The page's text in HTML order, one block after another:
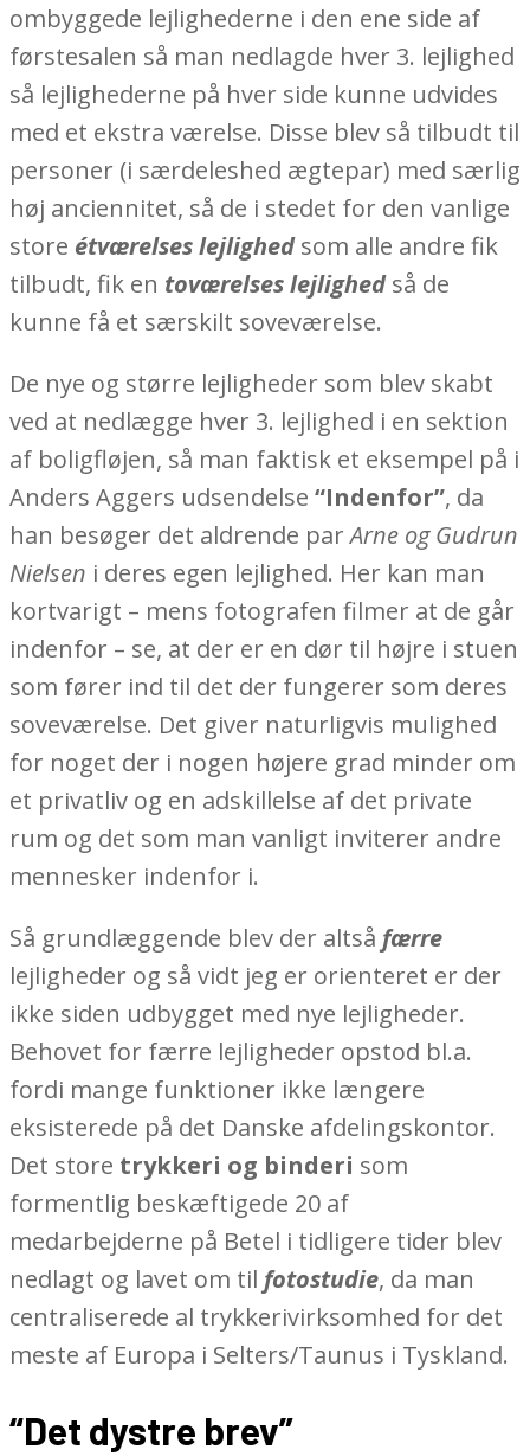
ombyggede lejlighederne i den ene side af
førstesalen så man nedlagde hver 3. lejlighed
så lejlighederne på hver side kunne udvides
med et ekstra værelse. Disse blev så tilbudt til
personer (i særdeleshed ægtepar) med særlig
høj anciennitet, så de i stedet for den vanlige
store étværelses lejlighedsom alle andre fik
tilbudt, fik en toværelses lejlighedså de
kunne få et særskilt soveværelse.
De nye og større lejligheder som blev skabt
ved at nedlægge hver 3. lejlighed i en sektion
af boligfløjen, så man faktisk et eksempel på i
Anders Aggers udsendelse “Indenfor”, da
han besøger det aldrende parArne og Gudrun
Nielsen i deres egen lejlighed. Her kan man
kortvarigt – mens fotografen filmer at de går
indenfor – se, at der er en dør til højre i stuen
som fører ind til det der fungerer som deres
soveværelse. Det giver naturligvis mulighed
for noget der i nogen højere grad minder om
et privatliv og en adskillelse af det private
rum og det som man vanligt inviterer andre
mennesker indenfor i.
Så grundlæggende blev der altså færre
lejligheder og så vidt jeg er orienteret er der
ikke siden udbygget med nye lejligheder.
Behovet for færre lejligheder opstod bl.a.
fordi mange funktioner ikke længere
eksisterede på det Danske afdelingskontor.
Det store trykkeri og binderi som
formentlig beskæftigede 20 af
medarbejderne på Betel i tidligere tider blev
nedlagt og lavet om til fotostudie, da man
centraliserede al trykkerivirksomhed for det
meste af Europa i Selters/Taunus i Tyskland.
“Det dystre brev”